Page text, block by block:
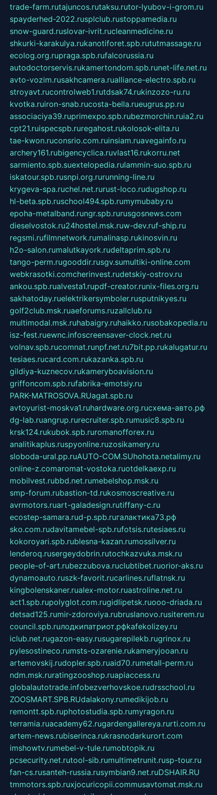
trade-farm.rutajuncos.rutaksu.rutor-lyubov-i-grom.ru
spayderhed-2022.rusplclub.rustoppamedia.ru
snow-guard.ruslovar-ivrit.rucleanmedicine.ru
shkurki-karakulya.rukanotiforet.spb.rututmassage.ru
ecolog.org.rupraga.spb.rufalcorussia.ru
autodoctorservis.rukamertondom.spb.runet-life.net.ru
avto-vozim.rusakhcamera.rualliance-electro.spb.ru
stroyavt.rucontrolweb1.rutdsak74.rukinzozo-ru.ru
kvotka.ruiron-snab.rucosta-bella.rueugrus.pp.ru
associaciya39.ruprimexpo.spb.rubezmorchin.ruia2.ru
cpt21.ruispecspb.ruregahost.rukolosok-elita.ru
tae-kwon.ruconsrio.com.ruinsiam.ruavegainfo.ru
archery161.rubigencyclica.ruvlast16.rukorru.net
sarmiento.spb.suextelopedia.rulammin-suo.spb.ru
iskatour.spb.rusnpi.org.rurunning-line.ru
krygeva-spa.ruchel.net.rurust-loco.rudugshop.ru
hl-beta.spb.ruschool494.spb.rumymubaby.ru
epoha-metalband.rungr.spb.rurusgosnews.com
dieselvostok.ru24hostel.msk.ruw-dev.ruf-ship.ru
regsmi.rufilmnetwork.rumalinasp.rukinosvin.ru
h2o-salon.rumalutkayork.rudeltaprim.spb.ru
tango-perm.rugooddir.rusgv.sumultiki-online.com
webkrasotki.comcherinvest.rudetskiy-ostrov.ru
ankou.spb.rualvesta1.rupdf-creator.runix-files.org.ru
sakhatoday.ruelektrikersymboler.rusputnikyes.ru
golf2club.msk.ruaeforums.ruzallclub.ru
multimodal.msk.ruhabaigry.ruhaikko.rusobakopedia.ru
isz-fest.ruewnc.infoscreensaver-clock.net.ru
volnav.spb.rucomnat.runpf.net.ru7bit.pp.rukalugatur.ru
tesiaes.rucard.com.rukazanka.spb.ru
gildiya-kuznecov.rukameryboavision.ru
griffoncom.spb.rufabrika-emotsiy.ru
PARK-MATROSOVA.RUagat.spb.ru
avtoyurist-moskva1.ruhardware.org.ruсхема-авто.рф
dg-lab.ruangrup.rurecruiter.spb.rumusic8.spb.ru
krsk124.rukubok.spb.ruromanofforex.ru
analitikaplus.ruspyonline.ruzosikamery.ru
sloboda-ural.pp.ruAUTO-COM.SUhohota.netalimy.ru
online-z.comaromat-vostoka.ruotdelkaexp.ru
mobilvest.rubbd.net.rumebelshop.msk.ru
smp-forum.rubastion-td.rukosmoscreative.ru
avrmotors.ruart-galadesign.rutiffany-c.ru
ecostep-samara.rud-p.spb.ruгалактика73.рф
sko.com.rudavitamebel-spb.rufotsis.rutesiaes.ru
kokoroyari.spb.rublesna-kazan.rumossilver.ru
lenderoq.rusergeydobrin.rutochkazvuka.msk.ru
people-of-art.rubezzubova.ruclubtibet.ruorior-aks.ru
dynamoauto.ruszk-favorit.rucarlines.ruflatnsk.ru
kingbolenskaner.rualex-motor.ruastroline.net.ru
act1.spb.rupolyglot.com.rugidlipetsk.ruooo-driada.ru
detsad125.rumir-zdoroviya.rubruslanovo.rusiterem.ru
council.spb.ruлодкипатриот.рфkafekolizey.ru
iclub.net.rugazon-easy.rusugarepilekb.rugrinox.ru
pylesostineco.rumsts-ozarenie.rukameryjooan.ru
artemovskij.rudopler.spb.ruaid70.rumetall-perm.ru
ndm.msk.ruratingzooshop.ruapiaccess.ru
globalautotrade.infobezverhovskoe.rudrsschool.ru
ZOOSMART.SPB.RUdalakony.rumedikijob.ru
remontt.spb.ruphotostudia.spb.rumyragon.ru
terramia.ruacademy62.rugardengallereya.rurti.com.ru
artem-news.rubiserinca.rukrasnodarkurort.com
imshowtv.rumebel-v-tule.rumobtopik.ru
pcsecurity.net.rutool-sib.rumultimetrunit.rusp-tour.ru
fan-cs.rusanteh-russia.rusymbian9.net.ruDSHAIR.RU
tmmotors.spb.ruxjocuricopii.commusavtomat.msk.ru